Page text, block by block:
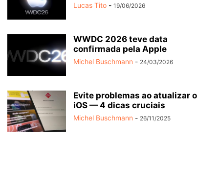
Lucas Tito - 19/06/2026
WWDC 2026 teve data
confirmada pela Apple
Michel Buschmann - 24/03/2026
Evite problemas ao atualizar o
iOS — 4 dicas cruciais
Michel Buschmann - 26/11/2025